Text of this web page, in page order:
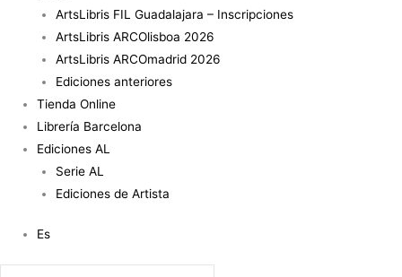
ArtsLibris FIL Guadalajara – Inscripciones
ArtsLibris ARCOlisboa 2026
ArtsLibris ARCOmadrid 2026
Ediciones anteriores
Tienda Online
Librería Barcelona
Ediciones AL
Serie AL
Ediciones de Artista
Es